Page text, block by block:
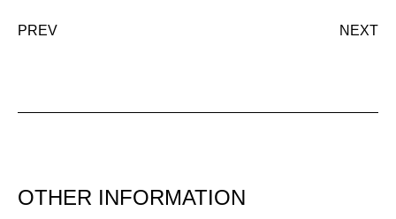
PREV NEXT
OTHER INFORMATION